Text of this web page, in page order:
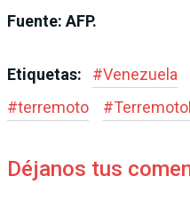
Fuente: AFP.
Etiquetas: #Venezuela
#terremoto #
Déjanos tus